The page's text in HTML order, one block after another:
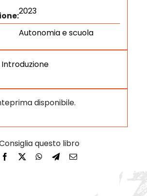
2023
Autonomia e scuola
disponibile.